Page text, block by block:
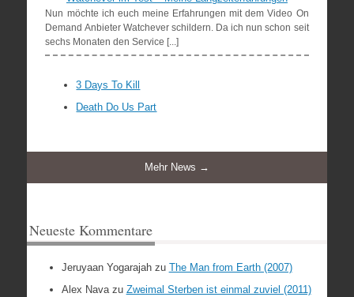
Nun möchte ich euch meine Erfahrungen mit dem Video On
Demand Anbieter Watchever schildern. Da ich nun schon seit
sechs Monaten den Service [...]
3 Days To Kill
Death Do Us Part
Mehr News →
Neueste Kommentare
Jeruyaan Yogarajahzu The Man from Earth (2007)
Alex Navazu Zweimal Sterben ist einmal zuviel (2011)